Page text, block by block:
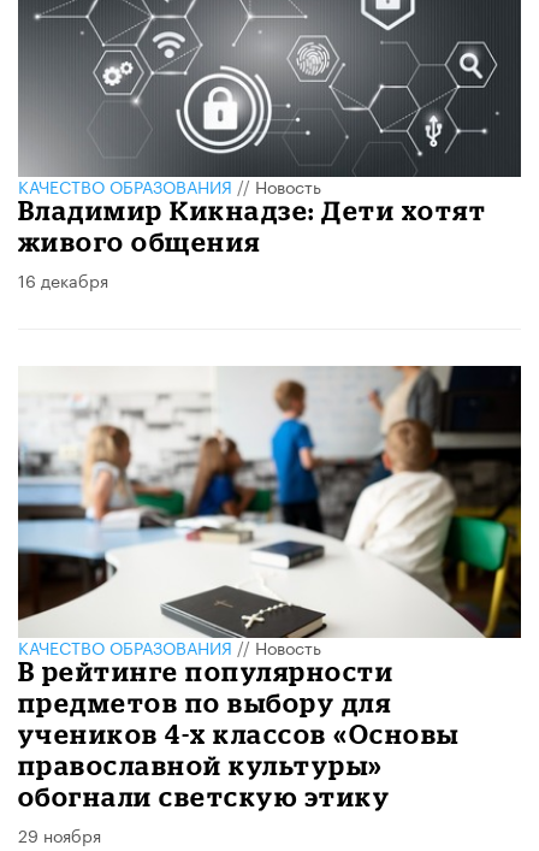
КАЧЕСТВО ОБРАЗОВАНИЯ//Новость
Владимир Кикнадзе: Дети хотят
живого общения
16 декабря
КАЧЕСТВО ОБРАЗОВАНИЯ//Новость
В рейтинге популярности
предметов по выбору для
учеников 4-х классов «Основы
православной культуры»
обогнали светскую этику
29 ноября